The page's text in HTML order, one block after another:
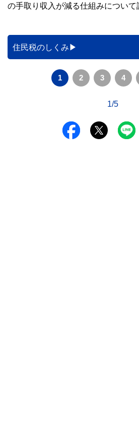
の手取り収入が減る仕組みについて
住民税のしくみ
1 2 3 4
1/5